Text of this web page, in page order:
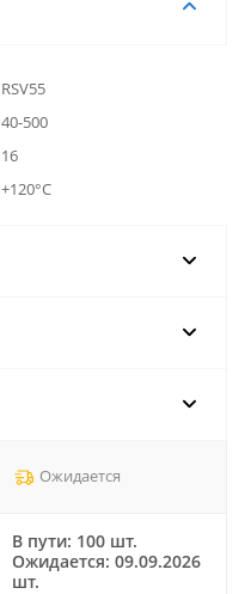
RSV55
40-500
16
+120°С
Ожидается
В пути: 100 шт.
Ожидается: 09.09.2026
шт.